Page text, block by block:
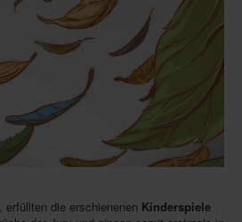
erfüllten die erschienenen Kinderspiele